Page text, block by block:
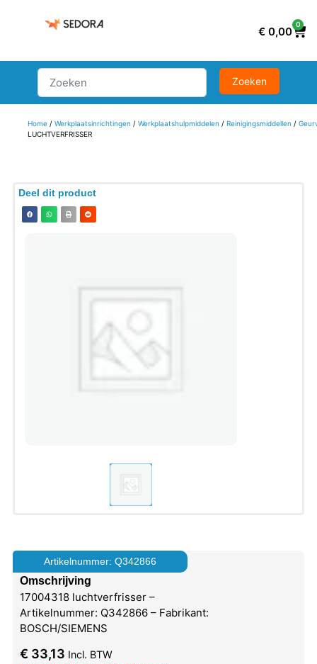
€ 0,00
0
Home/ Werkplaatsinrichtingen / Werkplaatshulpmiddelen / Reinigingsmiddellen /
LUCHTVERFRISSER
Deel dit product
Artikelnummer: Q342866
Omschrijving
17004318 luchtverfrisser –
Artikelnummer: Q342866 – Fabrikant:
BOSCH/SIEMENS
€ 33,13 Incl. BTW